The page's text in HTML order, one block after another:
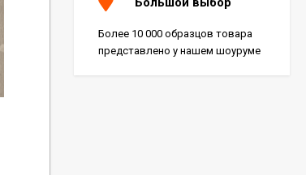
Более 10 000 образцов товара
представлено у нашем шоуруме